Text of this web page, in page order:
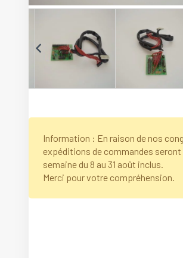
Information : En raison de nos
expéditions de commandes
semaine du 8 au 31 août inclus.
Merci pour votre compréhension.